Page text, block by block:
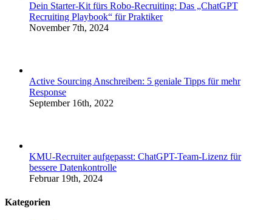
Dein Starter-Kit fürs Robo-Recruiting: Das „ChatGPT
Recruiting Playbook“ für Praktiker
November 7th, 2024
Active Sourcing Anschreiben: 5 geniale Tipps für mehr
Response
September 16th, 2022
KMU-Recruiter aufgepasst: ChatGPT-Team-Lizenz für
bessere Datenkontrolle
Februar 19th, 2024
Kategorien